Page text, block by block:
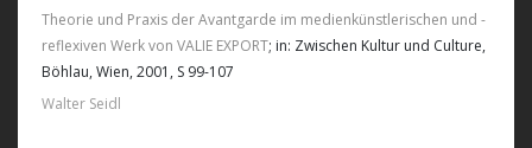
Theorie und Praxis der Avantgarde im medienkünstlerischen und -
reflexiven Werk von VALIE EXPORT; in: Zwischen Kultur und Culture,
Böhlau, Wien, 2001, S 99-107
Walter Seidl